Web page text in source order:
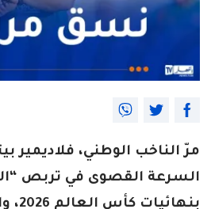
مرّ الناخب الوطني، فلاديمير
السرعة القصوى في تربص